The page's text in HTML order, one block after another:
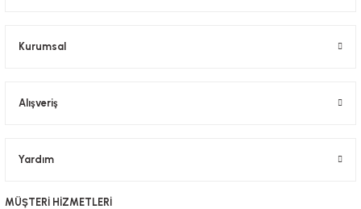
Kurumsal
Alışveriş
Yardım
MÜŞTERİ HİZMETLERİ